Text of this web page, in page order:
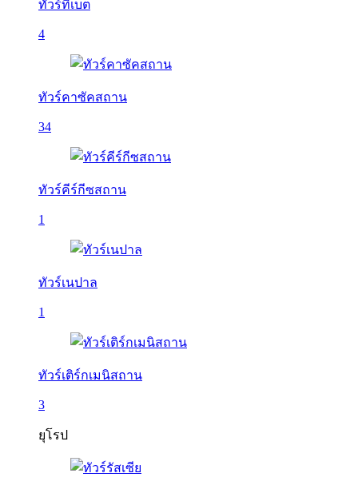
ทัวร์ทิเบต
4
ทัวร์คาซัคสถาน
34
ทัวร์คีร์กีซสถาน
1
ทัวร์เนปาล
1
ทัวร์เติร์กเมนิสถาน
3
ยุโรป